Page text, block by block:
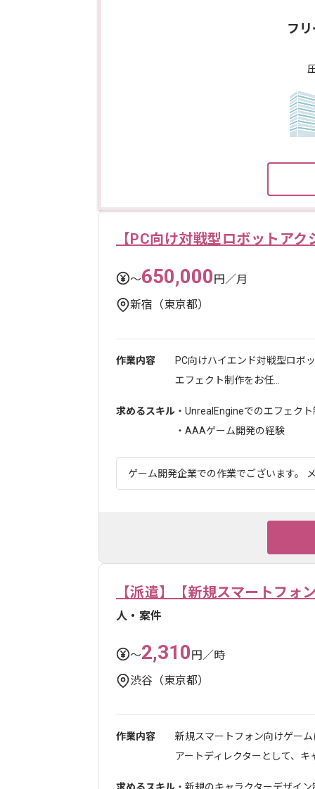
フ
【PC向け対戦型ロボットア
〜650,000円／月
新宿（東京都）
作業内容
PC向けハイエンド対戦型ロボ
エフェクト制作をお任...
求めるスキル ・UnrealEngineでのエフェク
・AAAゲーム開発の経験
ゲーム開発企業での作業でございます。
【派遣】【新規スマートフォ
人・案件
〜2,310円／時
渋谷（東京都）
作業内容
新規スマートフォン向けゲー
アートディレクターとして、キ
求めるスキル ・新規のキャラクターデザイ